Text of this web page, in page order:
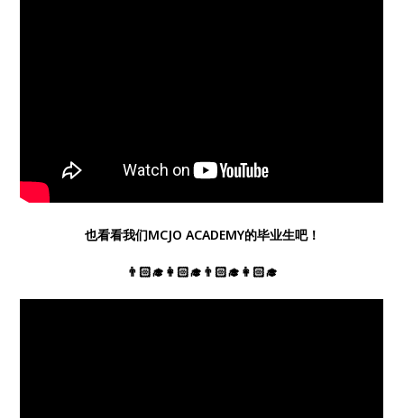
也看看我们MCJO ACADEMY的毕业生吧！
👨🏻‍🎓👩🏻‍🎓👨🏻‍🎓👩🏻‍🎓